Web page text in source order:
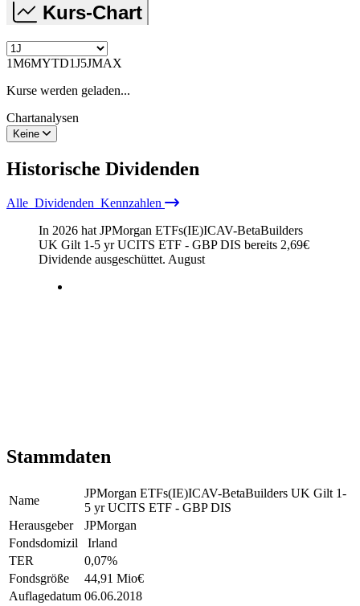
Kurs-Chart
1M6MYTD1J5JMAX
Kurse werden geladen...
Chartanalysen
Keine
Historische Dividenden
Alle Dividenden Kennzahlen
In 2026 hat JPMorgan ETFs(IE)ICAV-BetaBuilders
UK Gilt 1-5 yr UCITS ETF - GBP DIS bereits 2,69€
Dividende ausgeschüttet. August
Stammdaten
Name
JPMorgan ETFs(IE)ICAV-BetaBuilders UK Gilt 1-
5 yr UCITS ETF - GBP DIS
Herausgeber
JPMorgan
Fondsdomizil
Irland
TER
0,07%
Fondsgröße
44,91 Mio€
Auflagedatum 06.06.2018